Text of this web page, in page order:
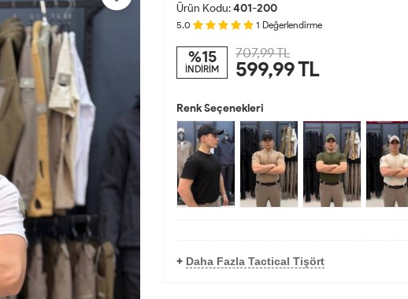
Ürün Kodu:401-200
5.0 1 Değerlendirme
%15
İNDİRİM
707,99 TL
599,99TL
Renk Seçenekleri
+ Daha Fazla Tactical Tişört